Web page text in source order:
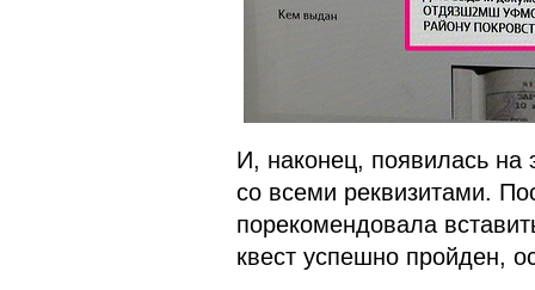
И, наконец, появилась на
со всеми реквизитами.
порекомендовала
квест успешно пройден,